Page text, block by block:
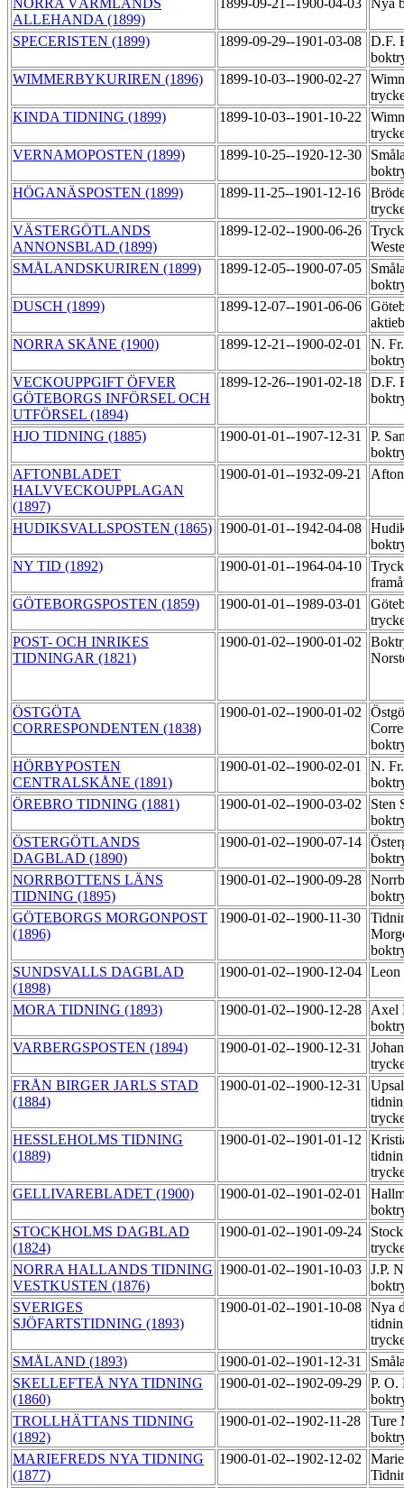
NORRA VÄRMLANDS
ALLEHANDA (1899)
1899-09-21--1900-04-03 Nya
SPECERISTEN (1899) 1899-09-29--1901-03-08 D.F.
WIMMERBYKURIREN (1896)
1899-10-03--1900-02-27
KINDA TIDNING (1899)
1899-10-03--1901-10-22
VERNAMOPOSTEN (1899)
1899-10-25--1920-12-30
HÖGANÄSPOSTEN (1899)
1899-11-25--1901-12-16
VÄSTERGÖTLANDS
ANNONSBLAD (1899)
1899-12-02--1900-06-26
SMÅLANDSKURIREN (1899)
1899-12-05--1900-07-05
DUSCH (1899)
1899-12-07--1901-06-06
NORRA SKÅNE (1900)
1899-12-21--1900-02-01
N.
VECKOUPPGIFT ÖFVER
GÖTEBORGS INFÖRSEL OCH
UTFÖRSEL (1894)
1899-12-26--1901-02-18 D.F.
HJO TIDNING (1885) 1900-01-01--1907-12-31
P.
AFTONBLADET
HALVVECKOUPPLAGAN
(1897)
1900-01-01--1932-09-21
HUDIKSVALLSPOSTEN (1865) 1900-01-01--1942-04-08
NY TID (1892)
1900-01-01--1964-04-10
GÖTEBORGSPOSTEN (1859)
1900-01-01--1989-03-01
POST- OCH INRIKES
TIDNINGAR (1821)
1900-01-02--1900-01-02
ÖSTGÖTA
CORRESPONDENTEN (1838)
1900-01-02--1900-01-02
HÖRBYPOSTEN
CENTRALSKÅNE (1891)
1900-01-02--1900-02-01
N.
ÖREBRO TIDNING (1881)
1900-01-02--1900-03-02
Sten
ÖSTERGÖTLANDS
DAGBLAD (1890)
1900-01-02--1900-07-14
NORRBOTTENS LÄNS
TIDNING (1895)
1900-01-02--1900-09-28
GÖTEBORGS MORGONPOST
(1896)
1900-01-02--1900-11-30
SUNDSVALLS DAGBLAD
(1898)
1900-01-02--1900-12-04 Leon
MORA TIDNING (1893) 1900-01-02--1900-12-28
Axel
VARBERGSPOSTEN (1894)
1900-01-02--1900-12-31
FRÅN BIRGER JARLS STAD
(1884)
1900-01-02--1900-12-31
HESSLEHOLMS TIDNING
(1889)
1900-01-02--1901-01-12
GELLIVAREBLADET (1900)
1900-01-02--1901-02-01
STOCKHOLMS DAGBLAD
(1824)
1900-01-02--1901-09-24
NORRA HALLANDS TIDNING
VESTKUSTEN (1876)
1900-01-02--1901-10-03 J.P.
SVERIGES
SJÖFARTSTIDNING (1893)
1900-01-02--1901-10-08 Nya
SMÅLAND (1893)
1900-01-02--1901-12-31
SKELLEFTEÅ NYA TIDNING
(1860)
1900-01-02--1902-09-29 P. O.
TROLLHÄTTANS TIDNING
(1892)
1900-01-02--1902-11-28
Ture
MARIEFREDS NYA TIDNING
(1877)
1900-01-02--1902-12-02